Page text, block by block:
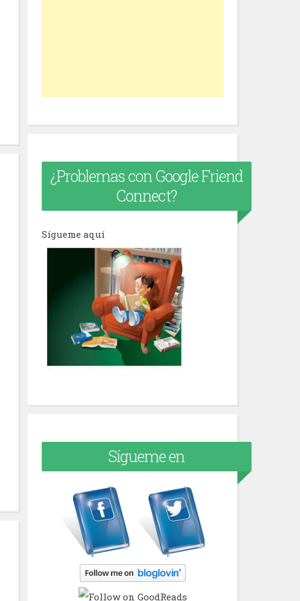
¿Problemas con Google Friend
Connect?
Sígueme aquí
Sígueme en